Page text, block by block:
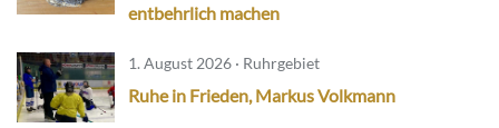
entbehrlich machen
1. August 2026 · Ruhrgebiet
Ruhe in Frieden, Markus Volkmann